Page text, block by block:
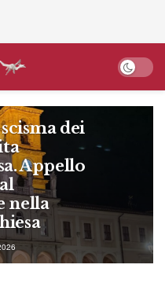
dei
Appello
nella